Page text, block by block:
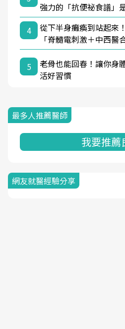
強力的「抗便祕食譜」
4
從下半身癱瘓到站起來
「脊髓電刺激＋中西醫
5
老骨也能回春！讓你身
活好習慣
最多人推薦醫師
我要推薦
網友就醫經驗分享